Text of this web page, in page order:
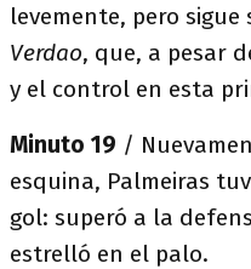
levemente, pero
Verdao, que, a pesar
y el control en esta
Minuto 19 /
esquina, Palmeiras
gol: superó a la
estrelló en el palo.